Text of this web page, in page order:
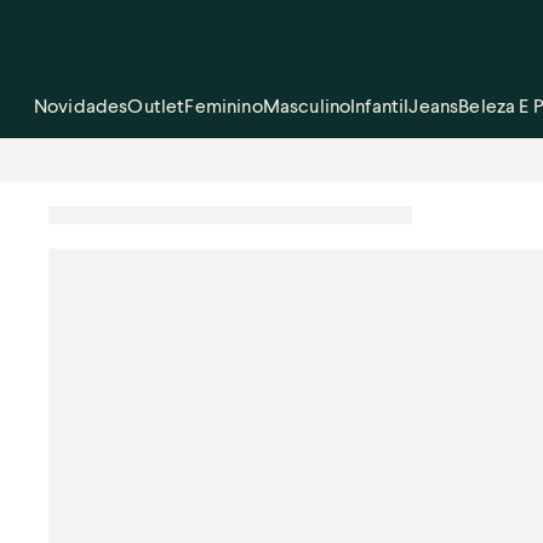
NovidadesOutletFemininoMasculinoInfantilJeansBeleza E